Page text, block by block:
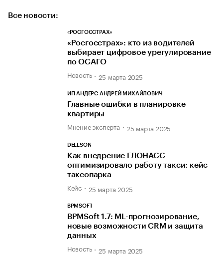
Все новости:
«РОСГОССТРАХ»
«Росгосстрах»: кто из водителей
выбирает цифровое урегулирование
по ОСАГО
Новость 25 марта 2025
ИП АНДЕРС АНДРЕЙ МИХАЙЛОВИЧ
Главные ошибки в планировке
квартиры
Мнение эксперта 25 марта 2025
DELLSON
Как внедрение ГЛОНАСС
оптимизировало работу такси: кейс
таксопарка
Кейс 25 марта 2025
BPMSOFT
BPMSoft 1.7: ML-прогнозирование,
новые возможности CRM и защита
данных
Новость 25 марта 2025